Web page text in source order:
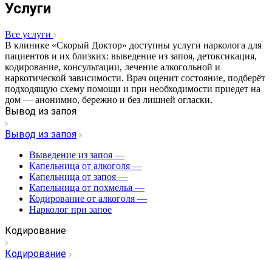
Услуги
Все услуги
В клинике «Скорый Доктор» доступны услуги нарколога для
пациентов и их близких: выведение из запоя, детоксикация,
кодирование, консультации, лечение алкогольной и
наркотической зависимости. Врач оценит состояние, подберёт
подходящую схему помощи и при необходимости приедет на
дом — анонимно, бережно и без лишней огласки.
Вывод из запоя
Вывод из запоя
Выведение из запоя —
Капельница от алкоголя —
Капельница от запоя —
Капельница от похмелья —
Кодирование от алкоголя —
Нарколог при запое
Кодирование
Кодирование